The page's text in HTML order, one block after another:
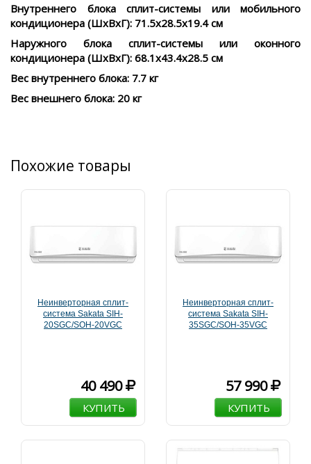
Внутреннего блока сплит-системы или мобильного
кондиционера (ШxВxГ): 71.5x28.5x19.4 см
Наружного блока сплит-системы или оконного
кондиционера (ШxВxГ): 68.1x43.4x28.5 см
Вес внутреннего блока: 7.7 кг
Вес внешнего блока: 20 кг
Похожие товары
Неинверторная сплит-
система Sakata SIH-
20SGC/SOH-20VGC
40 490
КУПИТЬ
Неинверторная сплит-
система Sakata SIH-
35SGC/SOH-35VGC
57 990
КУПИТЬ